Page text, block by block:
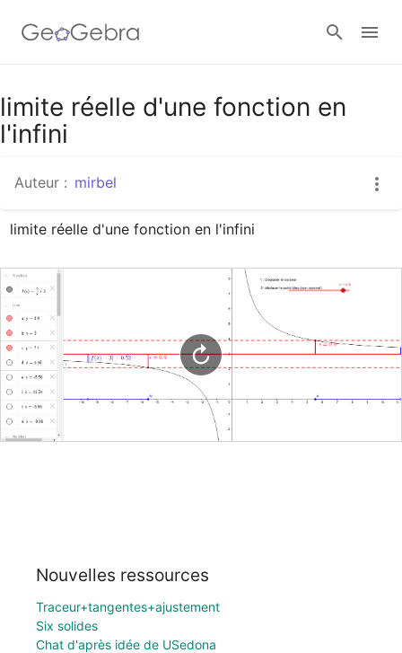
Google Classroom
Se connecter
limite réelle d'une fonction en
l'infini
Auteur : mirbel
limite réelle d'une fonction en l'infini
Nouvelles ressources
Traceur+tangentes+ajustement
Six solides
Chat d'après idée de USedona